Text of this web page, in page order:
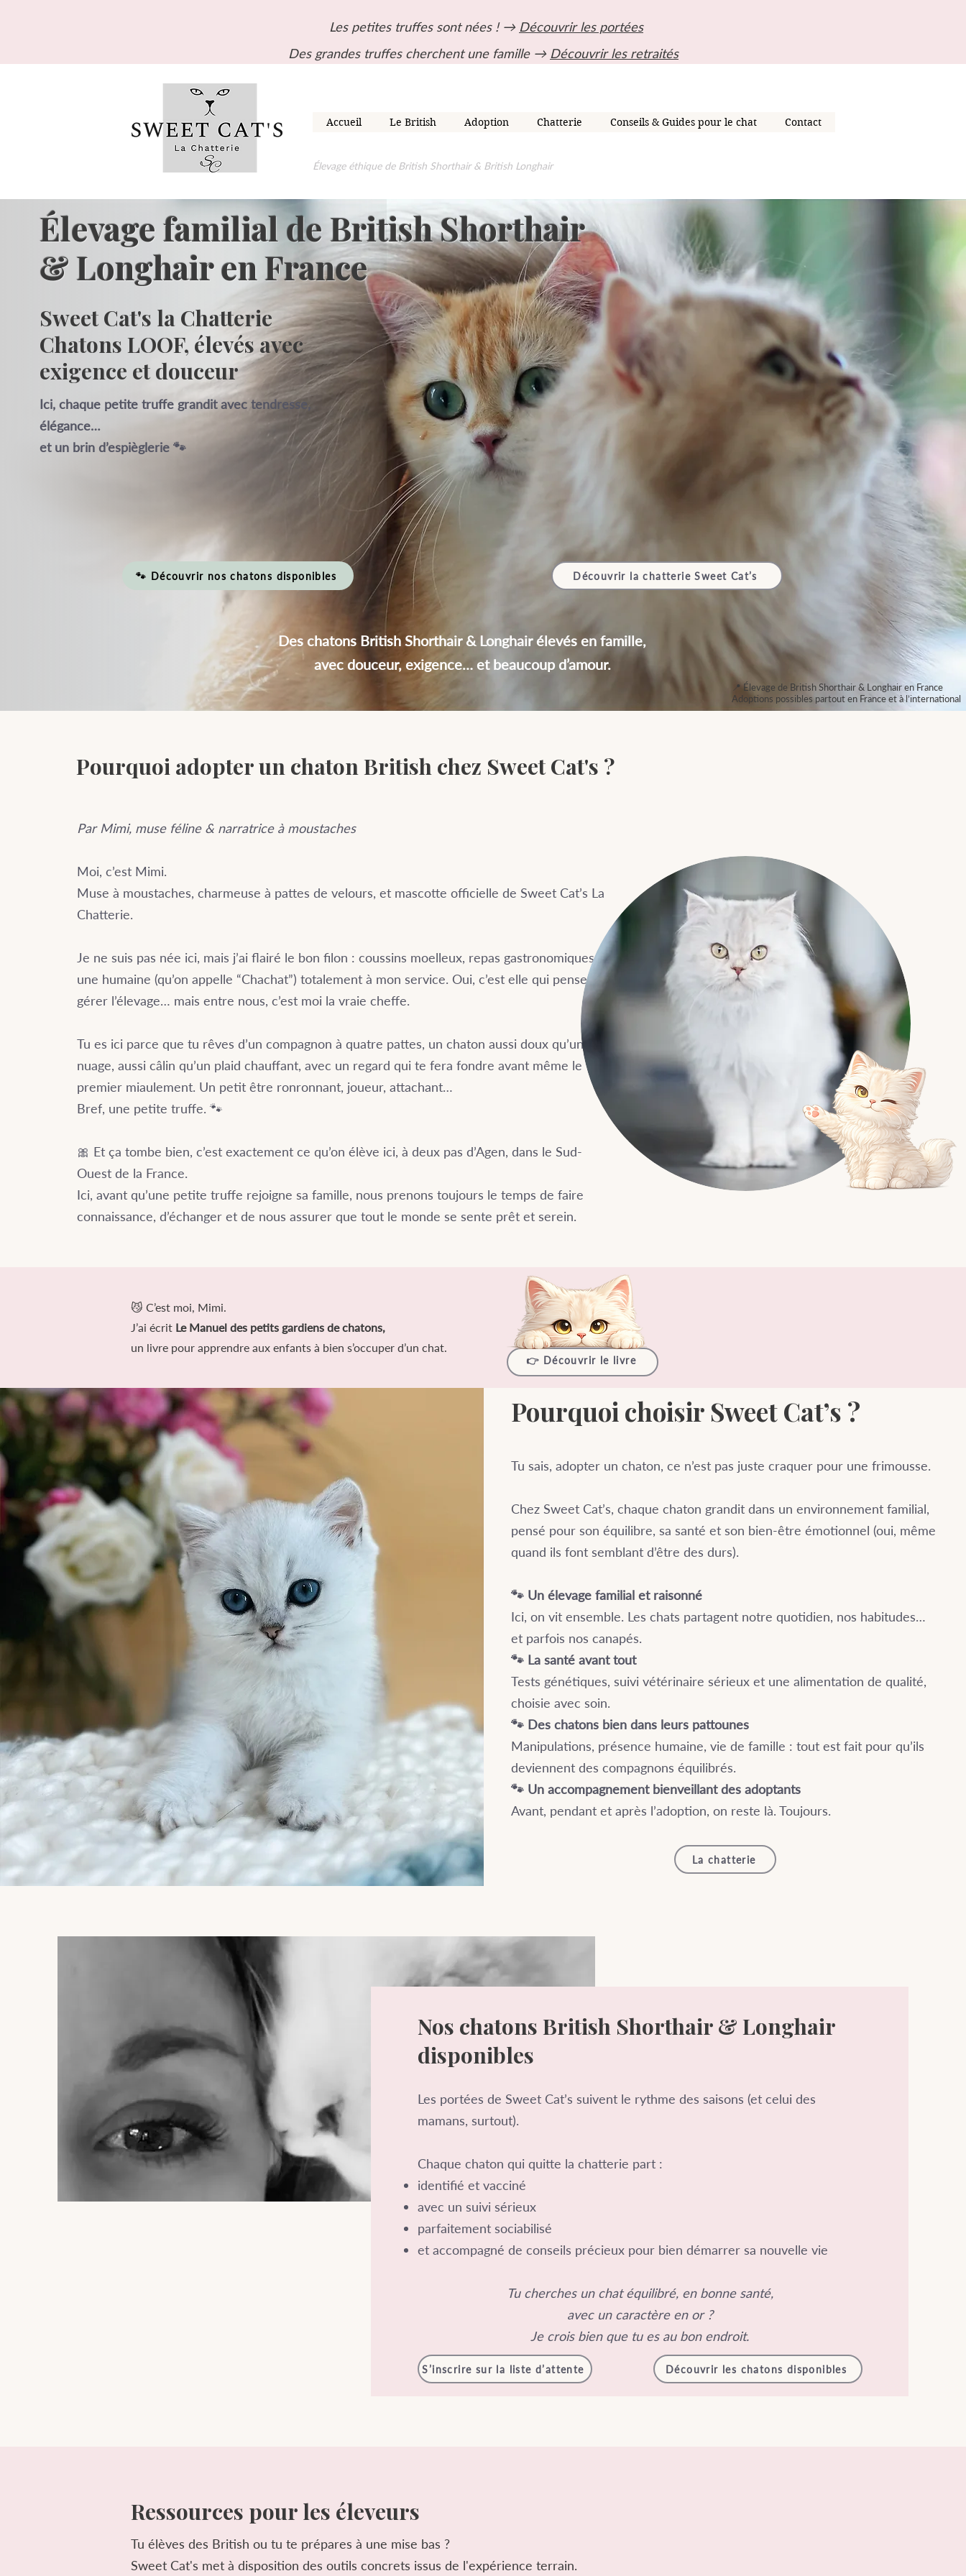
Les petites truffes sont nées ! → Découvrir les portées
Des grandes truffes cherchent une famille → Découvrir les retraités
Accueil Le British Adoption Chatterie Conseils & Guides pour le chat Contact
Élevage éthique de British Shorthair & British Longhair
Élevage familial de British Shorthair
& Longhair en France
Sweet Cat's la Chatterie
Chatons LOOF, élevés avec
exigence et douceur
Ici, chaque petite truffe grandit avec tendresse,
élégance…
et un brin d’espièglerie 🐾
🐾 Découvrir nos chatons disponibles Découvrir la chatterie Sweet Cat’s
Des chatons British Shorthair & Longhair élevés en famille,
avec douceur, exigence… et beaucoup d’amour.
📍 Élevage de British Shorthair & Longhair en France
Adoptions possibles partout en France et à l’international
Pourquoi adopter un chaton British chez Sweet Cat's ?
Par Mimi, muse féline & narratrice à moustaches
Moi, c’est Mimi.
Muse à moustaches, charmeuse à pattes de velours, et mascotte officielle de Sweet Cat’s La
Chatterie.
Je ne suis pas née ici, mais j’ai flairé le bon filon : coussins moelleux, repas gastronomiques, et
une humaine (qu’on appelle “Chachat”) totalement à mon service. Oui, c’est elle qui pense
gérer l’élevage… mais entre nous, c’est moi la vraie cheffe.
Tu es ici parce que tu rêves d’un compagnon à quatre pattes, un chaton aussi doux qu’un
nuage, aussi câlin qu’un plaid chauffant, avec un regard qui te fera fondre avant même le
premier miaulement. Un petit être ronronnant, joueur, attachant…
Bref, une petite truffe. 🐾
🎀 Et ça tombe bien, c’est exactement ce qu’on élève ici, à deux pas d’Agen, dans le Sud-
Ouest de la France.
​Ici, avant qu’une petite truffe rejoigne sa famille, nous prenons toujours le temps de faire
connaissance, d’échanger et de nous assurer que tout le monde se sente prêt et serein.
😼 C’est moi, Mimi.
J’ai écrit Le Manuel des petits gardiens de chatons,
un livre pour apprendre aux enfants à bien s’occuper d’un chat.
👉 Découvrir le livre
Pourquoi choisir Sweet Cat’s ?
Tu sais, adopter un chaton, ce n’est pas juste craquer pour une frimousse.
Chez Sweet Cat’s, chaque chaton grandit dans un environnement familial,
pensé pour son équilibre, sa santé et son bien-être émotionnel (oui, même
quand ils font semblant d’être des durs).
🐾 Un élevage familial et raisonné
Ici, on vit ensemble. Les chats partagent notre quotidien, nos habitudes…
et parfois nos canapés.
🐾 La santé avant tout
Tests génétiques, suivi vétérinaire sérieux et une alimentation de qualité,
choisie avec soin.
🐾 Des chatons bien dans leurs pattounes
Manipulations, présence humaine, vie de famille : tout est fait pour qu’ils
deviennent des compagnons équilibrés.
🐾 Un accompagnement bienveillant des adoptants
Avant, pendant et après l’adoption, on reste là. Toujours.
La chatterie
Nos chatons British Shorthair & Longhair
disponibles
Les portées de Sweet Cat’s suivent le rythme des saisons (et celui des
mamans, surtout).
Chaque chaton qui quitte la chatterie part :
identifié et vacciné
avec un suivi sérieux
parfaitement sociabilisé
et accompagné de conseils précieux pour bien démarrer sa nouvelle vie
Tu cherches un chat équilibré, en bonne santé,
avec un caractère en or ?
Je crois bien que tu es au bon endroit.
S’inscrire sur la liste d’attente Découvrir les chatons disponibles
Ressources pour les éleveurs
Tu élèves des British ou tu te prépares à une mise bas ?
Sweet Cat's met à disposition des outils concrets issus de l'expérience terrain.